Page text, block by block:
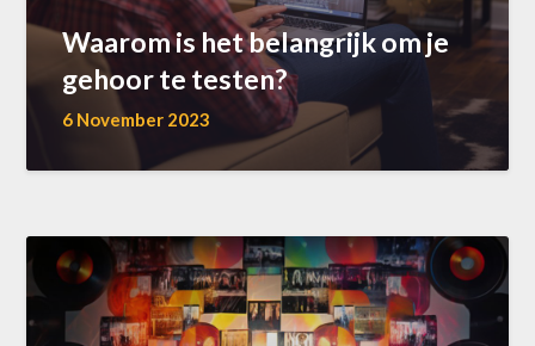
Waarom is het belangrijk om je
gehoor te testen?
6 November 2023